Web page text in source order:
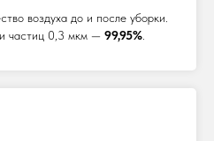
воздуха до и после уборки.
частиц 0,3 мкм — 99,95%